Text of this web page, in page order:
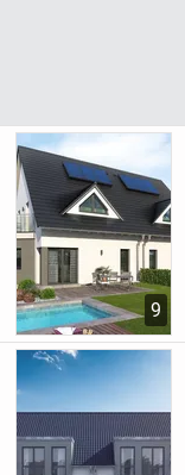
9